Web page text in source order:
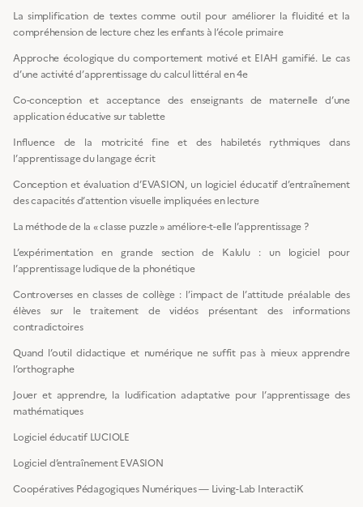
La simplification de textes comme outil pour améliorer la fluidité et la
compréhension de lecture chez les enfants à l’école primaire
Approche écologique du comportement motivé et EIAH gamifié. Le cas
d’une activité d’apprentissage du calcul littéral en 4e
Co-conception et acceptance des enseignants de maternelle d’une
application éducative sur tablette
Influence de la motricité fine et des habiletés rythmiques dans
l’apprentissage du langage écrit
Conception et évaluation d’EVASION, un logiciel éducatif d’entraînement
des capacités d’attention visuelle impliquées en lecture
La méthode de la « classe puzzle » améliore-t-elle l’apprentissage ?
L’expérimentation en grande section de Kalulu : un logiciel pour
l’apprentissage ludique de la phonétique
Controverses en classes de collège : l’impact de l’attitude préalable des
élèves sur le traitement de vidéos présentant des informations
contradictoires
Quand l’outil didactique et numérique ne suffit pas à mieux apprendre
l’orthographe
Jouer et apprendre, la ludification adaptative pour l’apprentissage des
mathématiques
Logiciel éducatif LUCIOLE
Logiciel d’entraînement EVASION
Coopératives Pédagogiques Numériques — Living-Lab InteractiK